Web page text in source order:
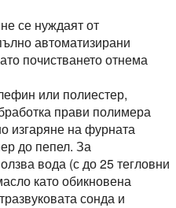
се нуждаят от
автоматизирани
почистването отнема
или полиестер,
прави полимера
изгаряне на фурната
до пепел. За
вода (с до 25 тегловни
като обикновена
сонда и